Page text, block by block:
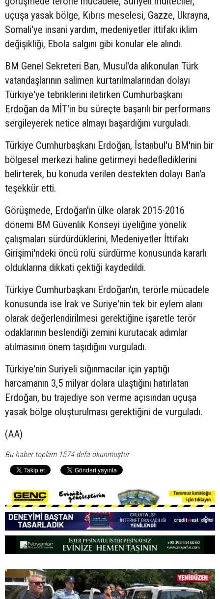
uçuşa yasak bölge, Kıbrıs meselesi, Gazze, Ukrayna,
Somali'ye insani yardım, medeniyetler ittifakı iklim
değişikliği, Ebola salgını gibi konular ele alındı.
BM Genel Sekreteri Ban, Musul'da alıkonulan Türk
vatandaşlarının salimen kurtarılmalarından dolayı
Türkiye'ye tebriklerini iletirken Cumhurbaşkanı
Erdoğan da MİT'in bu süreçte başarılı bir performans
sergileyerek netice almayı başardığını vurguladı.
Türkiye Cumhurbaşkanı Erdoğan, İstanbul'u BM'nin bir
bölgesel merkezi haline getirmeyi hedeflediklerini
belirterek, bu konuda verilen destekten dolayı Ban'a
teşekkür etti.
Görüşmede, Erdoğan'ın ülke olarak 2015-2016
dönemi BM Güvenlik Konseyi üyeliğine yönelik
çalışmaları sürdürdüklerini, Medeniyetler İttifakı
Girişimi'ndeki öncü rolü sürdürme konusunda kararlı
olduklarına dikkati çektiği kaydedildi.
Türkiye Cumhurbaşkanı Erdoğan'ın, terörle mücadele
konusunda ise Irak ve Suriye'nin tek bir eylem alanı
olarak değerlendirilmesi gerektiğine işaretle terör
odaklarının beslendiği zemini kurutacak adımlar
atılmasının önem taşıdığını vurguladı.
Türkiye'nin Suriyeli sığınmacılar için yaptığı
harcamanın 3,5 milyar dolara ulaştığını hatırlatan
Erdoğan, bu trajediye son verme açısından uçuşa
yasak bölge oluşturulması gerektiğini de vurguladı.
(AA)
Bu haber toplam 1574 defa okunmuştur